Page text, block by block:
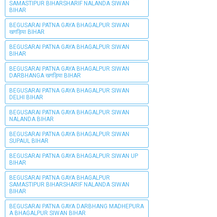
SAMASTIPUR BIHARSHARIF NALANDA SIWAN
BIHAR
BEGUSARAI PATNA GAYA BHAGALPUR SIWAN
खगड़िया BIHAR
BEGUSARAI PATNA GAYA BHAGALPUR SIWAN
BIHAR
BEGUSARAI PATNA GAYA BHAGALPUR SIWAN
DARBHANGA खगड़िया BIHAR
BEGUSARAI PATNA GAYA BHAGALPUR SIWAN
DELHI BIHAR
BEGUSARAI PATNA GAYA BHAGALPUR SIWAN
NALANDA BIHAR
BEGUSARAI PATNA GAYA BHAGALPUR SIWAN
SUPAUL BIHAR
BEGUSARAI PATNA GAYA BHAGALPUR SIWAN UP
BIHAR
BEGUSARAI PATNA GAYA BHAGALPUR
SAMASTIPUR BIHARSHARIF NALANDA SIWAN
BIHAR
BEGUSARAI PATNA GAYA DARBHANG MADHEPURA
A BHAGALPUR SIWAN BIHAR